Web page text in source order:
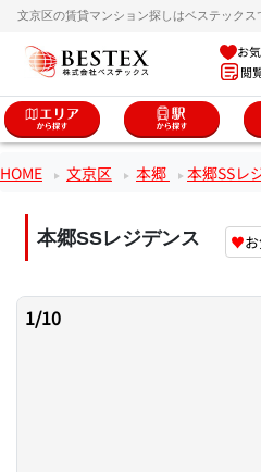
文京区の賃貸マンション探しはベステックス
お
閲
HOME 文京区 本郷 本郷SSレ
本郷SSレジデンス ♥
1/10